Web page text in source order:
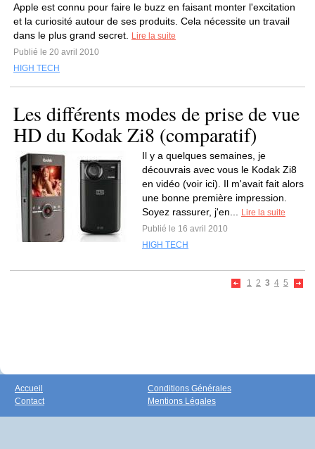
Apple est connu pour faire le buzz en faisant monter l'excitation
et la curiosité autour de ses produits. Cela nécessite un travail
dans le plus grand secret.
Lire la suite
Publié le 20 avril 2010
HIGH TECH
Les différents modes de prise de vue
HD du Kodak Zi8 (comparatif)
Il y a quelques semaines, je
découvrais avec vous le Kodak Zi8
en vidéo (voir ici). Il m'avait fait alors
une bonne première impression.
Soyez rassurer, j'en...
Lire la suite
Publié le 16 avril 2010
HIGH TECH
1 2 3 4 5
Accueil
Contact
Conditions Générales
Mentions Légales